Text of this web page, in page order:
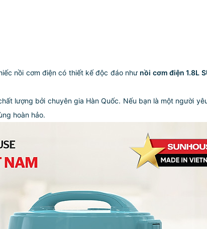
nồi cơm điện có thiết kế độc đáo như nồi cơm điện 1.8L
lượng bởi chuyên gia Hàn Quốc. Nếu bạn là một người
hoàn hảo.